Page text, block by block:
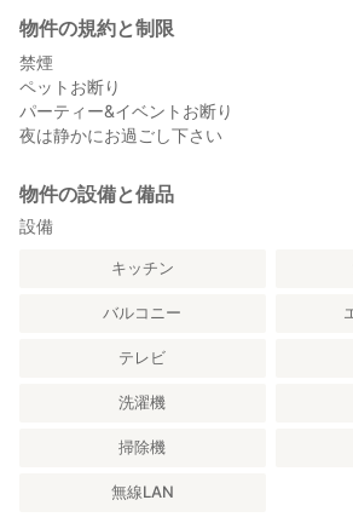
物件の規約と制限
禁煙
ペットお断り
パーティー&イベントお断り
夜は静かにお過ごし下さい
物件の設備と備品
設備
キッチン
バルコニー
テレビ
洗濯機
掃除機
無線LAN